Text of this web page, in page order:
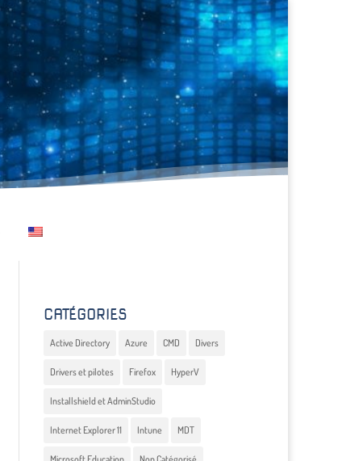
CATÉGORIES
Active Directory Azure CMD Divers
Drivers et pilotes Firefox HyperV
Installshield et AdminStudio
Internet Explorer 11 Intune MDT